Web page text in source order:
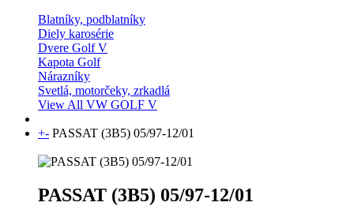
Blatníky, podblatníky
Diely karosérie
Dvere Golf V
Kapota Golf
Nárazníky
Svetlá, motorčeky, zrkadlá
View All VW GOLF V
+- PASSAT (3B5) 05/97-12/01
PASSAT (3B5) 05/97-12/01